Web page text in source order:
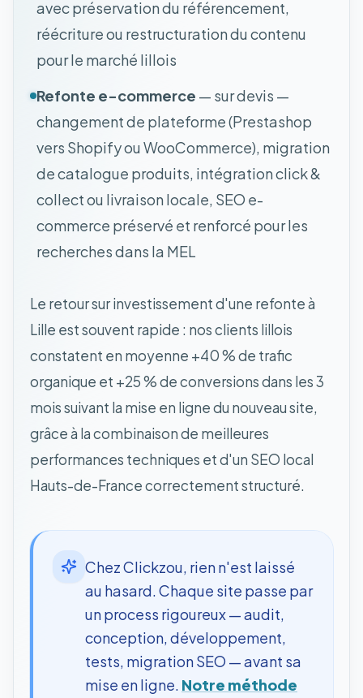
avec préservation du référencement,
réécriture ou restructuration du contenu
pour le marché lillois
Refonte e-commerce — sur devis —
changement de plateforme (Prestashop
vers Shopify ou WooCommerce), migration
de catalogue produits, intégration click &
collect ou livraison locale, SEO e-
commerce préservé et renforcé pour les
recherches dans la MEL
Le retour sur investissement d'une refonte à
Lille est souvent rapide : nos clients lillois
constatent en moyenne +40 % de trafic
organique et +25 % de conversions dans les 3
mois suivant la mise en ligne du nouveau site,
grâce à la combinaison de meilleures
performances techniques et d'un SEO local
Hauts-de-France correctement structuré.
Chez Clickzou, rien n'est laissé
au hasard. Chaque site passe par
un process rigoureux — audit,
conception, développement,
tests, migration SEO — avant sa
mise en ligne. Notre méthode